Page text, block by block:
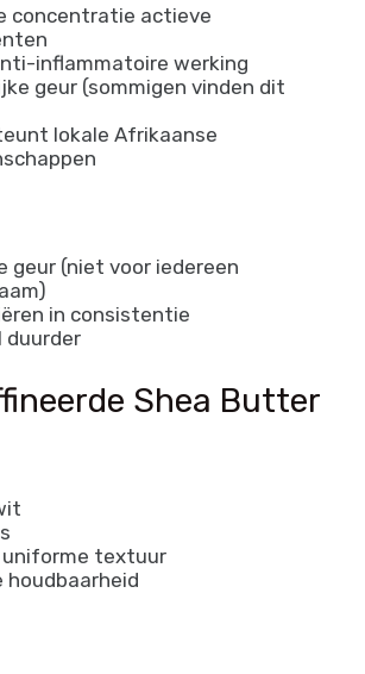
concentratie actieve
inflammatoire werking
geur (sommigen vinden dit
lokale Afrikaanse
geur (niet voor iedereen
in consistentie
duurder
Shea Butter
uniforme textuur
houdbaarheid